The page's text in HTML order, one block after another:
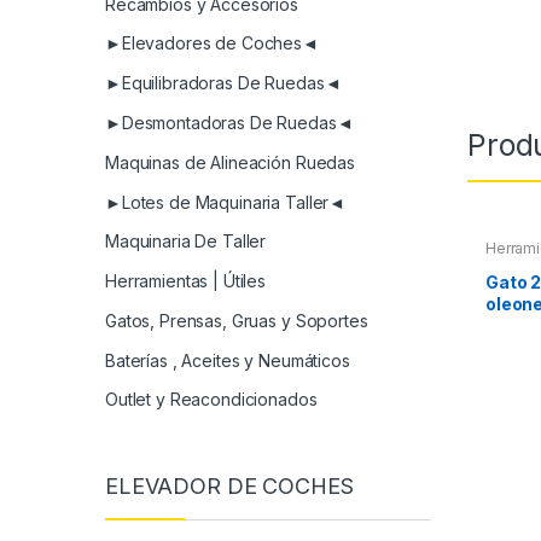
Gato
►Elevadores de Coches◄
►Equilibradoras De Ruedas◄
►Desmontadoras De Ruedas◄
Maquinas de Alineación Ruedas
►Lotes de Maquinaria Taller◄
Maquinaria De Taller
Herramientas | Útiles
Gatos, Prensas, Gruas y Soportes
Baterías , Aceites y Neumáticos
Outlet y Reacondicionados
ELEVADOR DE COCHES